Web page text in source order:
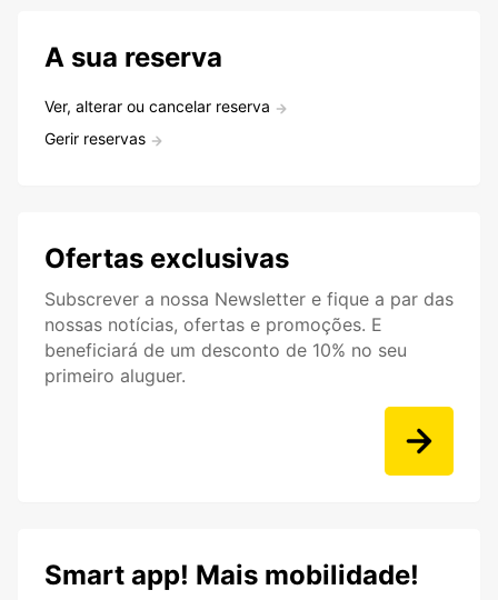
A sua reserva
Ver, alterar ou cancelar reserva
Gerir reservas
Ofertas exclusivas
Subscrever a nossa Newsletter e fique a par das
nossas notícias, ofertas e promoções. E
beneficiará de um desconto de 10% no seu
primeiro aluguer.
Smart app! Mais mobilidade!